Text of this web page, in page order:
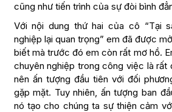
cũng như tiến trình của sự đòi bình
Với nội dung thứ hai của cô “Tại
nghiệp lại quan trọng” em đã được
biết mà trước đó em còn rất mơ hồ.
chuyên nghiệp trong công việc là rất
nên ấn tượng đầu tiên với đối
gặp mặt. Tuy nhiên, ấn tượng ban
nó tạo cho chúng ta sự thiện cảm